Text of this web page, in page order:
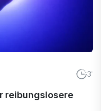
3'
reibungslosere